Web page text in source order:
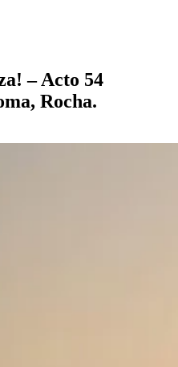
– Acto 54
Rocha.